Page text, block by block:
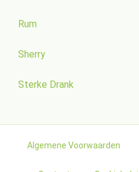
Rum
Sherry
Sterke Drank
Algemene Voorwaarden